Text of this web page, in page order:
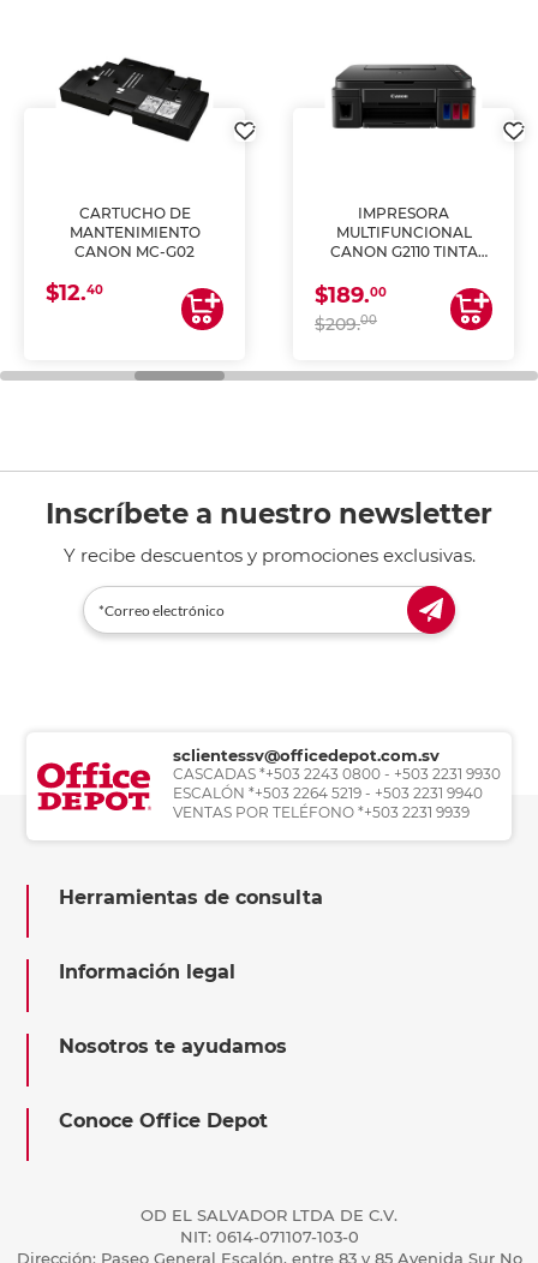
CARTUCHO DE
MANTENIMIENTO
CANON MC-G02
$12.40
IMPRESORA
MULTIFUNCIONAL
CANON G2110 TINTA
$189.00
$209.00
Inscríbete a nuestro newsletter
Y recibe descuentos y promociones exclusivas.
sclientessv@officedepot.com.sv
CASCADAS *+503 2243 0800 - +503 2231 9930
ESCALÓN *+503 2264 5219 - +503 2231 9940
VENTAS POR TELÉFONO *+503 2231 9939
Herramientas de consulta
Información legal
Nosotros te ayudamos
Conoce Office Depot
OD EL SALVADOR LTDA DE C.V.
NIT: 0614-071107-103-0
Dirección: Paseo General Escalón, entre 83 y 85 Avenida Sur No